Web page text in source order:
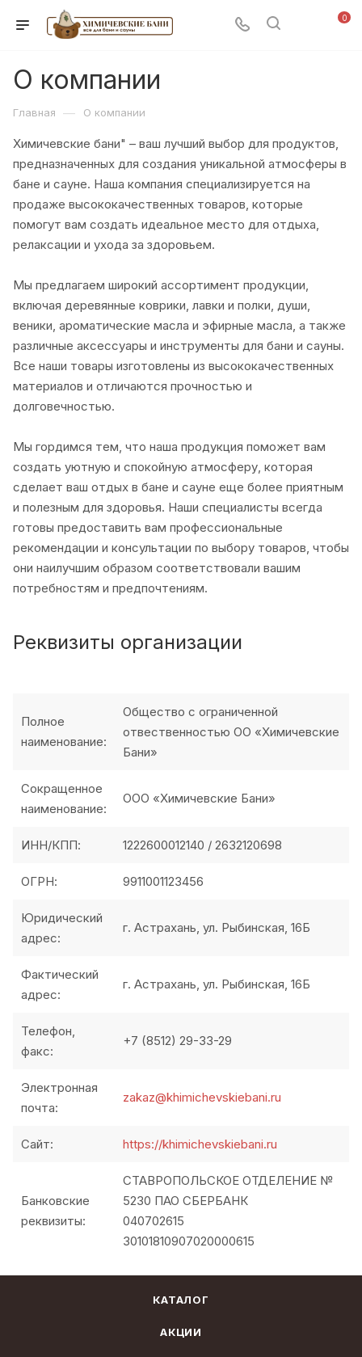
0
О компании
Главная — О компании
Химичевские бани" – ваш лучший выбор для продуктов,
предназначенных для создания уникальной атмосферы в
бане и сауне. Наша компания специализируется на
продаже высококачественных товаров, которые
помогут вам создать идеальное место для отдыха,
релаксации и ухода за здоровьем.
Мы предлагаем широкий ассортимент продукции,
включая деревянные коврики, лавки и полки, души,
веники, ароматические масла и эфирные масла, а также
различные аксессуары и инструменты для бани и сауны.
Все наши товары изготовлены из высококачественных
материалов и отличаются прочностью и
долговечностью.
Мы гордимся тем, что наша продукция поможет вам
создать уютную и спокойную атмосферу, которая
сделает ваш отдых в бане и сауне еще более приятным
и полезным для здоровья. Наши специалисты всегда
готовы предоставить вам профессиональные
рекомендации и консультации по выбору товаров, чтобы
они наилучшим образом соответствовали вашим
потребностям и предпочтениям.
Реквизиты организации
Полное
наименование:
Общество с ограниченной
отвественностью ОО «Химичевские
Бани»
Сокращенное
наименование:
ООО «Химичевские Бани»
ИНН/КПП: 1222600012140 / 2632120698
ОГРН: 9911001123456
Юридический
адрес:
г. Астрахань, ул. Рыбинская, 16Б
Фактический
адрес:
г. Астрахань, ул. Рыбинская, 16Б
Телефон,
факс:
+7 (8512) 29-33-29
Электронная
почта:
zakaz@khimichevskiebani.ru
Сайт: https://khimichevskiebani.ru
Банковские
реквизиты:
СТАВРОПОЛЬСКОЕ ОТДЕЛЕНИЕ №
5230 ПАО СБЕРБАНК
040702615
30101810907020000615
КАТАЛОГ
АКЦИИ